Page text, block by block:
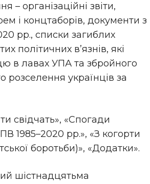
– організаційні звіти,
і концтаборів, документи з
рр., списки загиблих
політичних в’язнів, які
в лавах УПА та збройного
розселення українців за
свідчать», «Спогади
1985–2020 рр.», «З когорти
боротьби)», «Додатки».
шістнадцятьма